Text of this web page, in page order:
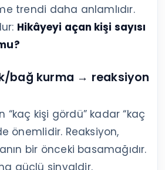
trendi daha anlamlıdır.
Hikâyeyi açan kişi sayısı
bağ kurma → reaksiyon
“kaç kişi gördü” kadar “kaç
önemlidir. Reaksiyon,
bir önceki basamağıdır.